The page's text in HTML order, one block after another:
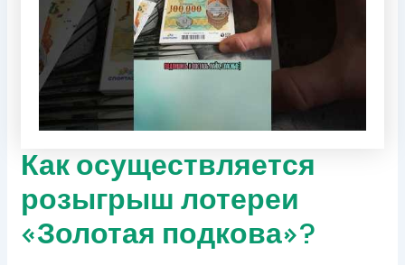
Как осуществляется
розыгрыш лотереи
«Золотая подкова»?